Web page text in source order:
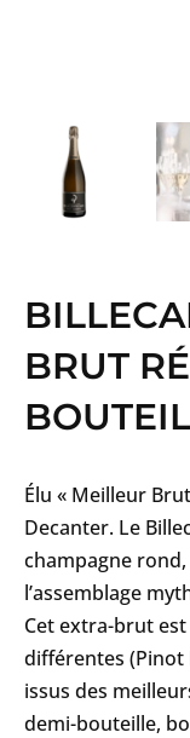
BRUT
Élu « Meilleur
Decanter. Le
champagne
l’assemblage
Cet extra-brut
différentes (Pinot
issus des
demi-bouteille,